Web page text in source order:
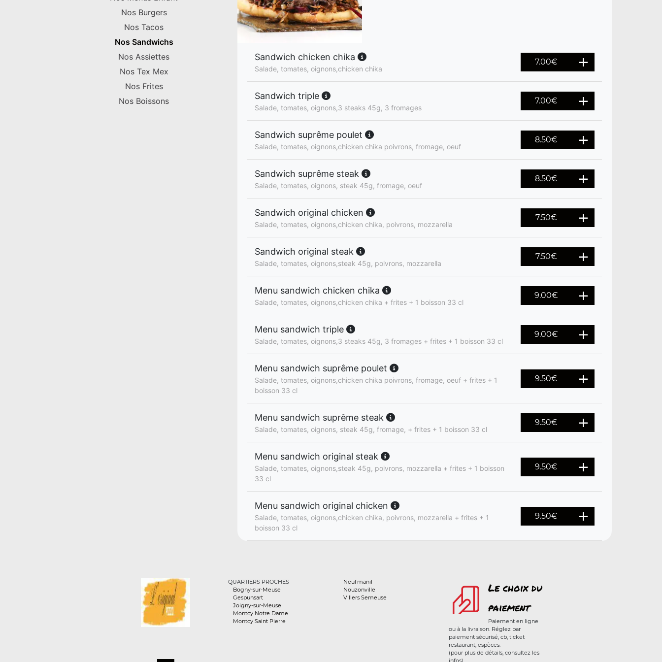
Nos Burgers
Nos Tacos
Nos Sandwichs
Nos Assiettes
Nos Tex Mex
Nos Frites
Nos Boissons
Sandwich chicken chika
Salade, tomates, oignons,chicken chika
7.00€
Sandwich triple
Salade, tomates, oignons,3 steaks 45g, 3 fromages
7.00€
Sandwich suprême poulet
Salade, tomates, oignons,chicken chika poivrons, fromage, oeuf
8.50€
Sandwich suprême steak
Salade, tomates, oignons, steak 45g, fromage, oeuf
8.50€
Sandwich original chicken
Salade, tomates, oignons,chicken chika, poivrons, mozzarella
7.50€
Sandwich original steak
Salade, tomates, oignons,steak 45g, poivrons, mozzarella
7.50€
Menu sandwich chicken chika
Salade, tomates, oignons,chicken chika + frites + 1 boisson 33 cl
9.00€
Menu sandwich triple
Salade, tomates, oignons,3 steaks 45g, 3 fromages + frites + 1 boisson 33 cl
9.00€
Menu sandwich suprême poulet
Salade, tomates, oignons,chicken chika poivrons, fromage, oeuf + frites + 1
boisson 33 cl
9.50€
Menu sandwich suprême steak
Salade, tomates, oignons, steak 45g, fromage, + frites + 1 boisson 33 cl
9.50€
Menu sandwich original steak
Salade, tomates, oignons,steak 45g, poivrons, mozzarella + frites + 1 boisson
33 cl
9.50€
Menu sandwich original chicken
Salade, tomates, oignons,chicken chika, poivrons, mozzarella + frites + 1
boisson 33 cl
9.50€
QUARTIERS PROCHES
Bogny-sur-Meuse
Gespunsart
Joigny-sur-Meuse
Montcy Notre Dame
Montcy Saint Pierre
Neufmanil
Nouzonville
Villers Semeuse
Le choix du
paiement
Paiement en ligne
ou à la livraison. Réglez par
paiement sécurisé, cb, ticket
restaurant, espèces.
(pour plus de détails, consultez les
infos)